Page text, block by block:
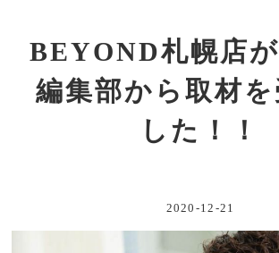
BEYOND札幌店
編集部から取材を
した！！
2020-12-21